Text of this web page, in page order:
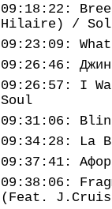
09:18:22:
Hilaire) /
09:23:09:
09:26:46:
09:26:57: I
Soul
09:31:06:
09:34:28: La
09:37:41:
09:38:06:
(Feat.